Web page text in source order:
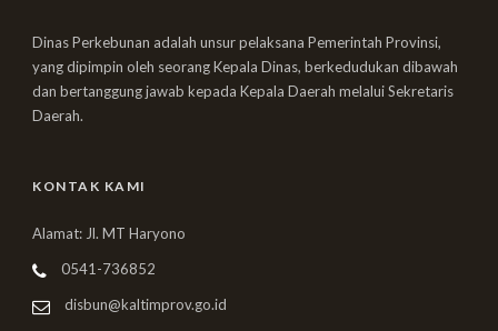
Dinas Perkebunan adalah unsur pelaksana Pemerintah Provinsi,
yang dipimpin oleh seorang Kepala Dinas, berkedudukan dibawah
dan bertanggung jawab kepada Kepala Daerah melalui Sekretaris
Daerah.
KONTAK KAMI
Alamat: Jl. MT Haryono
0541-736852
disbun@kaltimprov.go.id